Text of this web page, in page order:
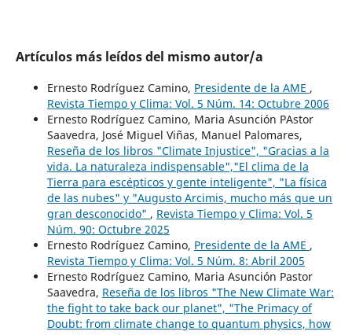
Artículos más leídos del mismo autor/a
Ernesto Rodríguez Camino, Presidente de la AME ,
Revista Tiempo y Clima: Vol. 5 Núm. 14: Octubre 2006
Ernesto Rodríguez Camino, Maria Asunción PAstor
Saavedra, José Miguel Viñas, Manuel Palomares,
Reseña de los libros "Climate Injustice", "Gracias a la
vida. La naturaleza indispensable","El clima de la
Tierra para escépticos y gente inteligente", "La física
de las nubes" y "Augusto Arcimis, mucho más que un
gran desconocido" , Revista Tiempo y Clima: Vol. 5
Núm. 90: Octubre 2025
Ernesto Rodríguez Camino, Presidente de la AME ,
Revista Tiempo y Clima: Vol. 5 Núm. 8: Abril 2005
Ernesto Rodríguez Camino, Maria Asunción Pastor
Saavedra, Reseña de los libros "The New Climate War:
the fight to take back our planet", "The Primacy of
Doubt: from climate change to quantum physics, how